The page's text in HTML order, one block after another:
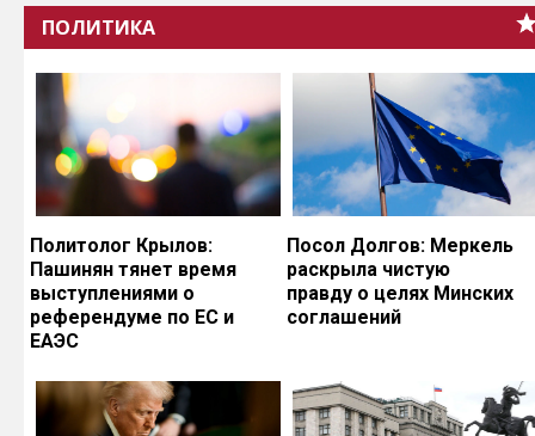
ПОЛИТИКА
Политолог Крылов:
Пашинян тянет время
выступлениями о
референдуме по ЕС и
ЕАЭС
Посол Долгов: Меркель
раскрыла чистую
правду о целях Минских
соглашений